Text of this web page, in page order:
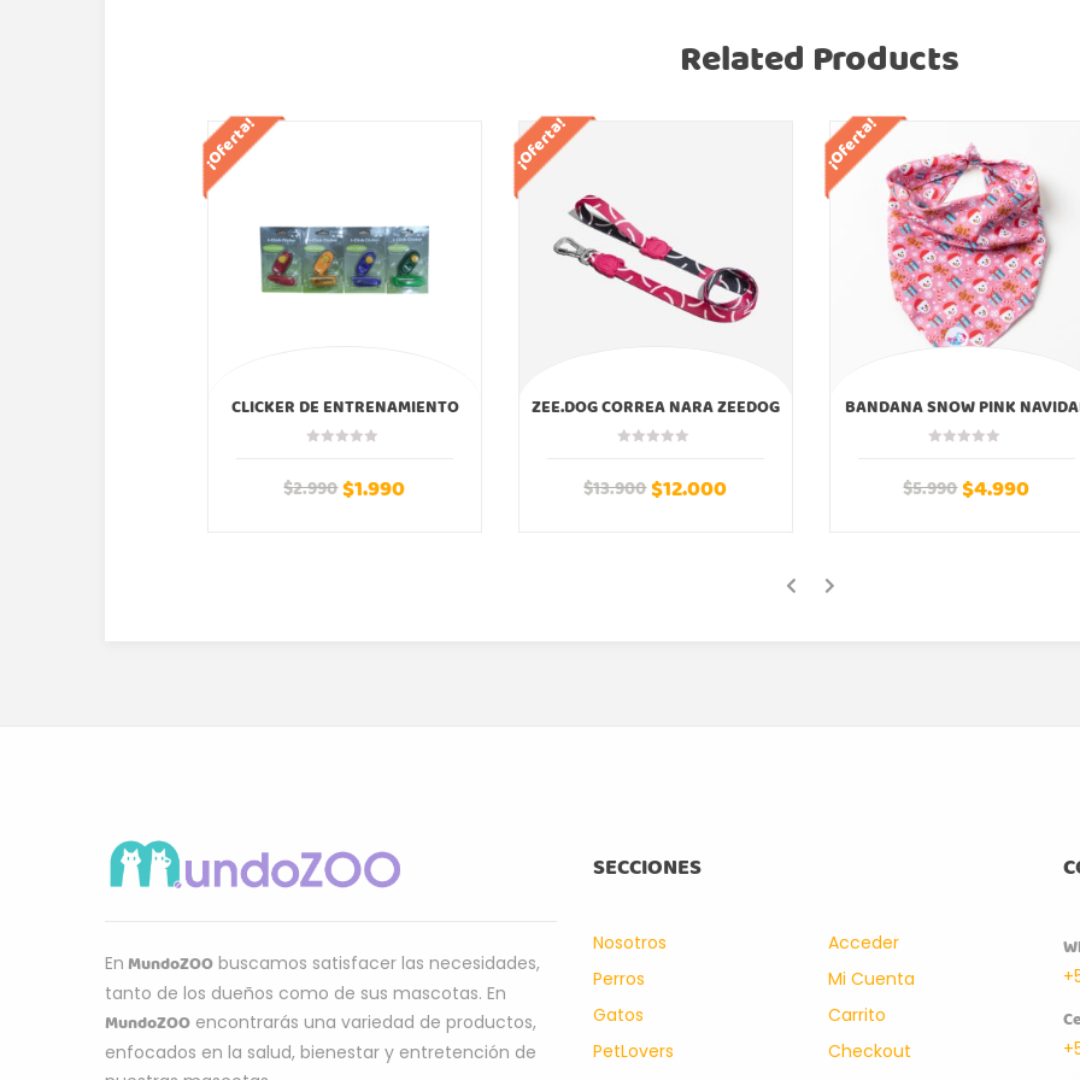
Related Products
¡Oferta!
CLICKER DE ENTRENAMIENTO
$2.990$1.990
¡Oferta!
ZEE.DOG CORREA NARA ZEEDOG
$13.900$12.000
¡Oferta!
BANDANA SNOW PINK
$5.990$4.990
En MundoZOO buscamos satisfacer las necesidades,
tanto de los dueños como de sus mascotas. En
MundoZOO encontrarás una variedad de productos,
enfocados en la salud, bienestar y entretención de
SECCIONES
Nosotros
Perros
Gatos
PetLovers
Acceder
Mi Cuenta
Carrito
Checkout